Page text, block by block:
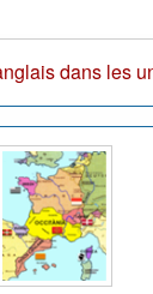
dans les